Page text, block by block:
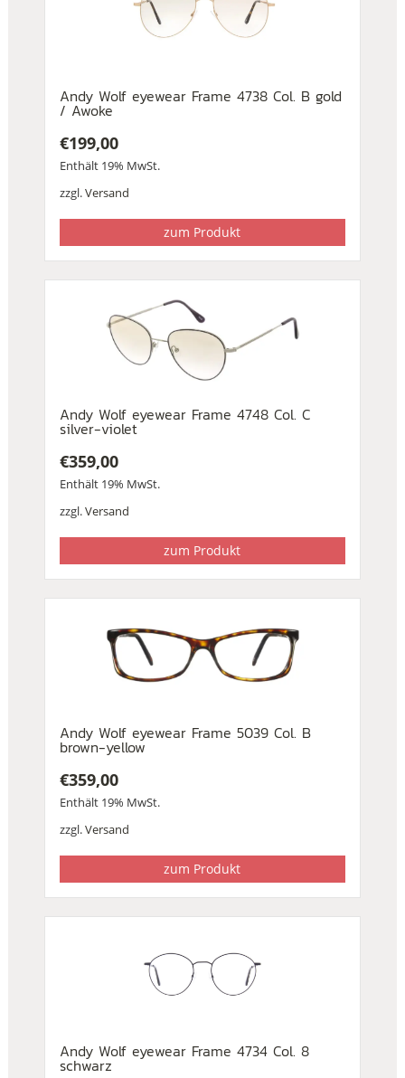
Andy Wolf eyewear Frame 4738 Col. B gold
/ Awoke
€199,00
Enthält 19% MwSt.
zzgl.Versand
zum Produkt
Andy Wolf eyewear Frame 4748 Col. C
silver-violet
€359,00
Enthält 19% MwSt.
zzgl.Versand
zum Produkt
Andy Wolf eyewear Frame 5039 Col. B
brown-yellow
€359,00
Enthält 19% MwSt.
zzgl.Versand
zum Produkt
Andy Wolf eyewear Frame 4734 Col. 8
schwarz